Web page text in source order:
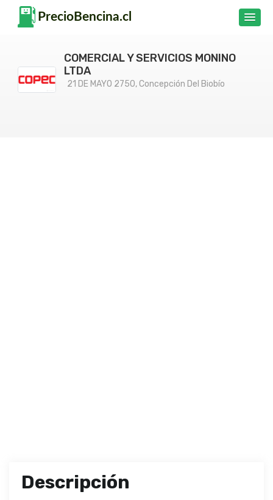
COMERCIAL Y SERVICIOS MONINO
LTDA
21 DE MAYO 2750, Concepción Del Biobío
Descripción